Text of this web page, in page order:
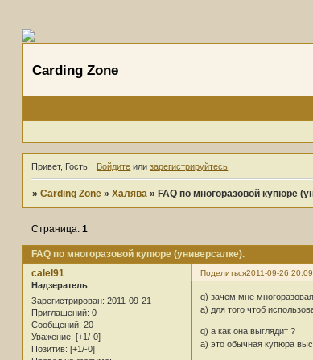
Carding Zone
Привет, Гость! Войдите илизарегистрируйтесь
» Carding Zone » Халява » FAQ по многоразовой купюре
FAQ по многоразовой купюре (универсалке).
Страница: 1
Поделиться2011-09-26
calel91
Надзератель
Зарегистрирован: 2011-09-21
Приглашений: 0
Сообщений: 20
Уважение: [+1/-0]
Позитив: [+1/-0]
q) зачем мне
a) для того чтоб
q) а как она выглядит ?
а) это обычная купюра